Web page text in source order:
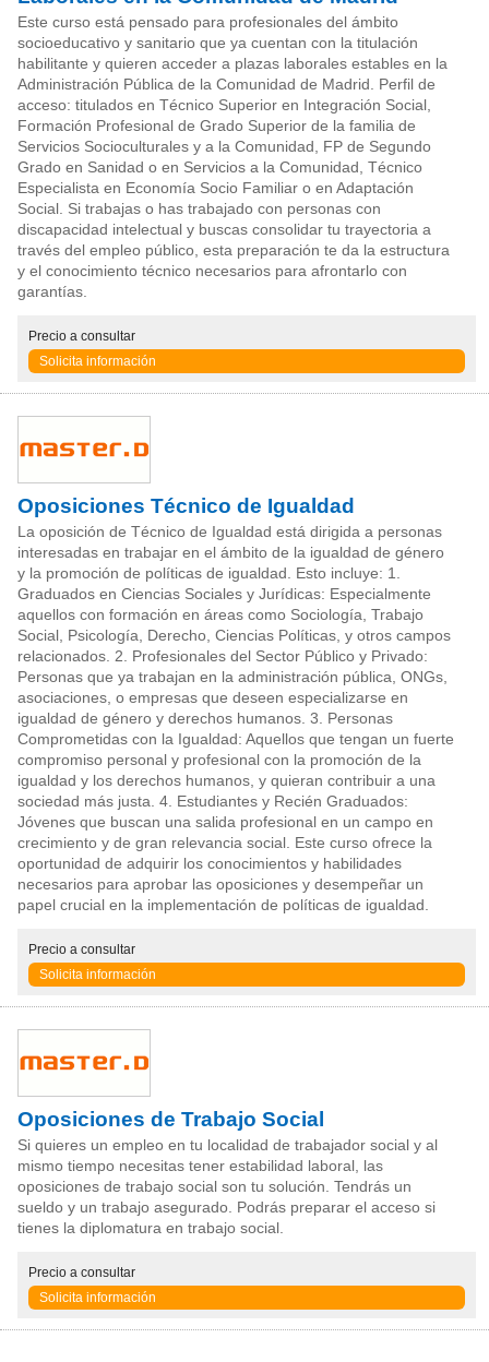
Este curso está pensado para profesionales del ámbito
socioeducativo y sanitario que ya cuentan con la titulación
habilitante y quieren acceder a plazas laborales estables en la
Administración Pública de la Comunidad de Madrid. Perfil de
acceso: titulados en Técnico Superior en Integración Social,
Formación Profesional de Grado Superior de la familia de
Servicios Socioculturales y a la Comunidad, FP de Segundo
Grado en Sanidad o en Servicios a la Comunidad, Técnico
Especialista en Economía Socio Familiar o en Adaptación
Social. Si trabajas o has trabajado con personas con
discapacidad intelectual y buscas consolidar tu trayectoria a
través del empleo público, esta preparación te da la estructura
y el conocimiento técnico necesarios para afrontarlo con
garantías.
Precio a consultar
Solicita información
Oposiciones Técnico de Igualdad
La oposición de Técnico de Igualdad está dirigida a personas
interesadas en trabajar en el ámbito de la igualdad de género
y la promoción de políticas de igualdad. Esto incluye: 1.
Graduados en Ciencias Sociales y Jurídicas: Especialmente
aquellos con formación en áreas como Sociología, Trabajo
Social, Psicología, Derecho, Ciencias Políticas, y otros campos
relacionados. 2. Profesionales del Sector Público y Privado:
Personas que ya trabajan en la administración pública, ONGs,
asociaciones, o empresas que deseen especializarse en
igualdad de género y derechos humanos. 3. Personas
Comprometidas con la Igualdad: Aquellos que tengan un fuerte
compromiso personal y profesional con la promoción de la
igualdad y los derechos humanos, y quieran contribuir a una
sociedad más justa. 4. Estudiantes y Recién Graduados:
Jóvenes que buscan una salida profesional en un campo en
crecimiento y de gran relevancia social. Este curso ofrece la
oportunidad de adquirir los conocimientos y habilidades
necesarios para aprobar las oposiciones y desempeñar un
papel crucial en la implementación de políticas de igualdad.
Precio a consultar
Solicita información
Oposiciones de Trabajo Social
Si quieres un empleo en tu localidad de trabajador social y al
mismo tiempo necesitas tener estabilidad laboral, las
oposiciones de trabajo social son tu solución. Tendrás un
sueldo y un trabajo asegurado. Podrás preparar el acceso si
tienes la diplomatura en trabajo social.
Precio a consultar
Solicita información